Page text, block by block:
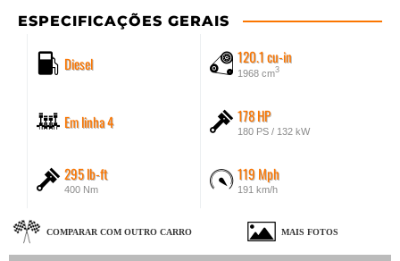
ESPECIFICAÇÕES GERAIS
Diesel 120.1 cu-in
1968 cm3
Em linha 4 178 HP
180 PS / 132 kW
295 lb-ft
400 Nm
119 Mph
191 km/h
COMPARAR COM OUTRO CARRO MAIS FOTOS